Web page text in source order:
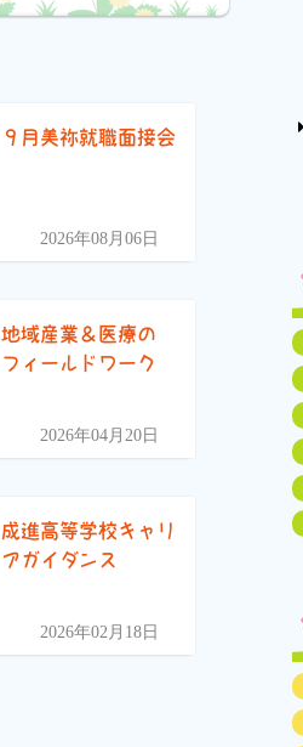
９月美祢就職面接会
2026年08月06日
地域産業＆医療の
フィールドワーク
2026年04月20日
成進高等学校キャリ
アガイダンス
2026年02月18日